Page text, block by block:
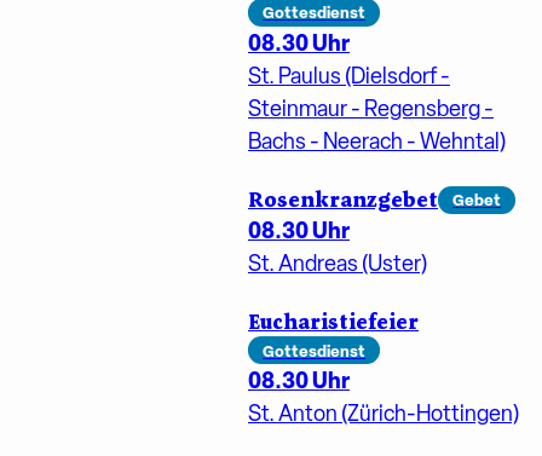
Gottesdienst
08.30 Uhr
St. Paulus (Dielsdorf -
Steinmaur - Regensberg -
Bachs - Neerach - Wehntal)
Rosenkranzgebet Gebet
08.30 Uhr
St. Andreas (Uster)
Eucharistiefeier
Gottesdienst
08.30 Uhr
St. Anton (Zürich-Hottingen)